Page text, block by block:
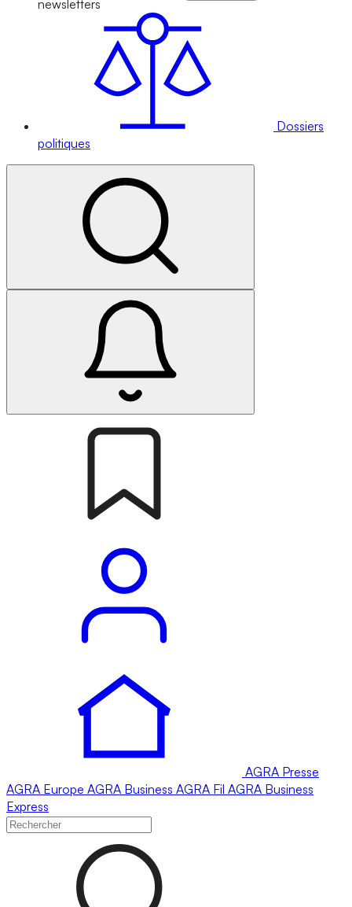
newsletters
Dossiers
politiques
AGRA Presse
AGRA Europe AGRA Business AGRA Fil AGRA Business
Express